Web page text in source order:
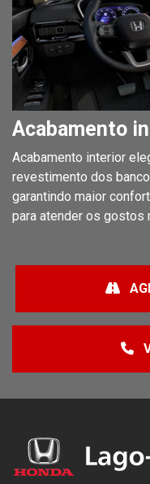
Acabamento
Acabamento interior
revestimento dos
garantindo maior
para atender os gostos